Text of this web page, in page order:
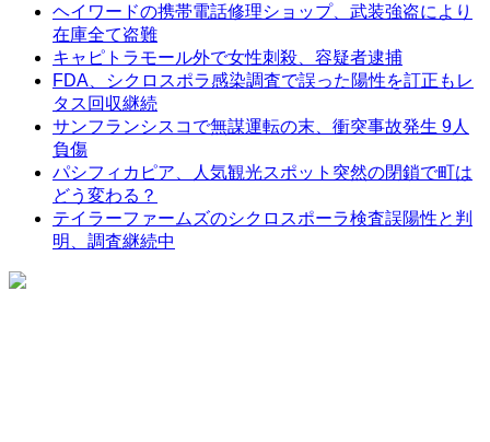
ヘイワードの携帯電話修理ショップ、武装強盗により
在庫全て盗難
キャピトラモール外で女性刺殺、容疑者逮捕
FDA、シクロスポラ感染調査で誤った陽性を訂正もレ
タス回収継続
サンフランシスコで無謀運転の末、衝突事故発生 9人
負傷
パシフィカピア、人気観光スポット突然の閉鎖で町は
どう変わる？
テイラーファームズのシクロスポーラ検査誤陽性と判
明、調査継続中